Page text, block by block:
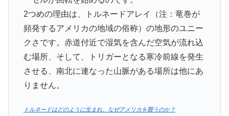
2つめの理由は、トルネードアレイ（注：竜巻が
頻発するアメリカの地域の俗称）の地形のユニー
クさです。赤道付近で湿気を含んだ空気が流れ込
む場所、そして、トリガーとなる寒冷前線を発生
させる、南北に連なった山脈がある場所は他にあ
りません。
トルネードはどのように生まれ、なぜアメリカを襲うのか？